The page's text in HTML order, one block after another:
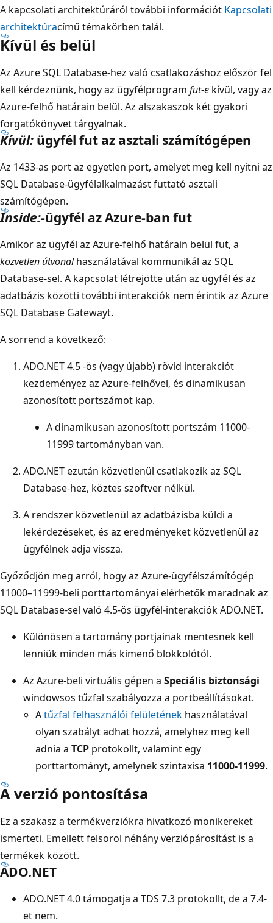
A kapcsolati architektúráról további információt Kapcsolati
architektúracímű témakörben talál.
Kívül és belül
Az Azure SQL Database-hez való csatlakozáshoz először fel
kell kérdeznünk, hogy az ügyfélprogram fut-e kívül, vagyaz
Azure-felhő határain belül. Az alszakaszok két gyakori
forgatókönyvet tárgyalnak.
Kívül: ügyfél fut az asztali számítógépen
Az 1433-as port az egyetlen port, amelyet meg kell nyitni az
SQL Database-ügyfélalkalmazást futtató asztali
számítógépen.
Inside:-ügyfél az Azure-ban fut
Amikor az ügyfél az Azure-felhő határain belül fut, a
közvetlen útvonalhasználatával kommunikál az SQL
Database-sel. A kapcsolat létrejötte után az ügyfél és az
adatbázis közötti további interakciók nem érintik az Azure
SQL Database Gatewayt.
A sorrend a következő:
ADO.NET 4.5 -ös (vagy újabb) rövid interakciót
kezdeményez az Azure-felhővel, és dinamikusan
azonosított portszámot kap.
A dinamikusan azonosított portszám 11000-
11999 tartományban van.
ADO.NET ezután közvetlenül csatlakozik az SQL
Database-hez, köztes szoftver nélkül.
A rendszer közvetlenül az adatbázisba küldi a
lekérdezéseket, és az eredményeket közvetlenül az
ügyfélnek adja vissza.
Győződjön meg arról, hogy az Azure-ügyfélszámítógép
11000–11999-beli porttartományai elérhetők maradnak az
SQL Database-sel való 4.5-ös ügyfél-interakciók ADO.NET.
Különösen a tartomány portjainak mentesnek kell
lenniük minden más kimenő blokkolótól.
Az Azure-beli virtuális gépen a Speciális biztonsági
windowsos tűzfal szabályozza a portbeállításokat.
Atűzfal felhasználói felületének használatával
olyan szabályt adhat hozzá, amelyhez meg kell
adnia a TCP protokollt, valamint egy
porttartományt, amelynek szintaxisa 11000-11999.
A verzió pontosítása
Ez a szakasz a termékverziókra hivatkozó monikereket
ismerteti. Emellett felsorol néhány verziópárosítást is a
termékek között.
ADO.NET
ADO.NET 4.0 támogatja a TDS 7.3 protokollt, de a 7.4-
et nem.